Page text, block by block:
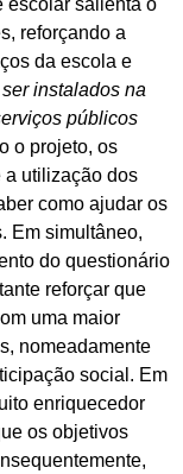
escolar salienta o
reforçando a
da escola e
instalados na
públicos
o projeto, os
a utilização dos
como ajudar os
Em simultâneo,
do questionário
reforçar que
uma maior
nomeadamente
social. Em
enriquecedor
os objetivos